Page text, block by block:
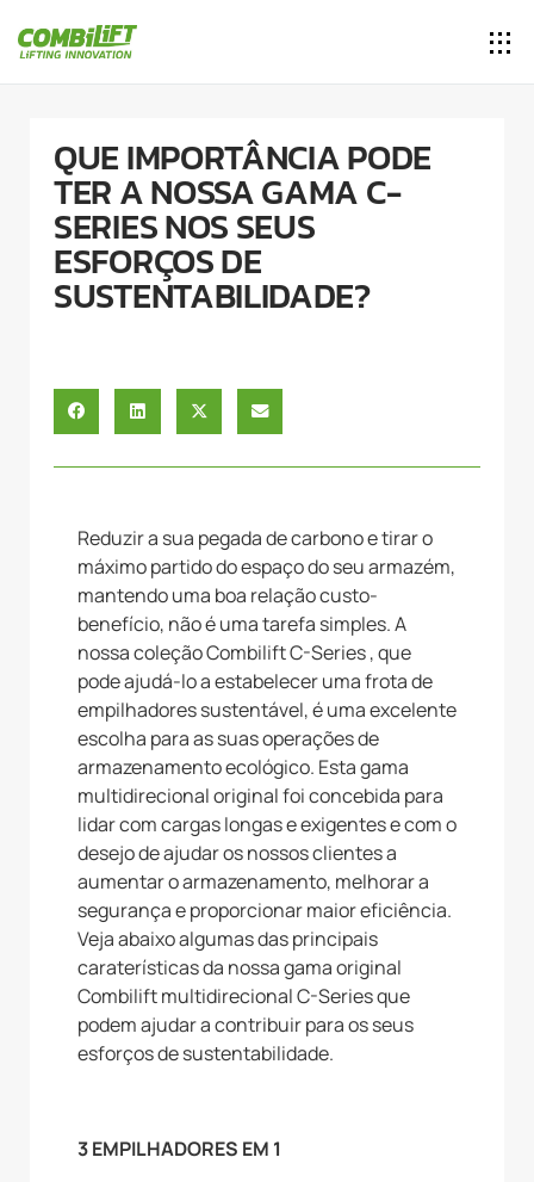
QUE IMPORTÂNCIA PODE
TER A NOSSA GAMA C-
SERIES NOS SEUS
ESFORÇOS DE
SUSTENTABILIDADE?
Reduzir a sua pegada de carbono e tirar o
máximo partido do espaço do seu armazém,
mantendo uma boa relação custo-
benefício, não é uma tarefa simples. A
nossa coleção Combilift C-Series , que
pode ajudá-lo a estabelecer uma frota de
empilhadores sustentável, é uma excelente
escolha para as suas operações de
armazenamento ecológico. Esta gama
multidirecional original foi concebida para
lidar com cargas longas e exigentes e com o
desejo de ajudar os nossos clientes a
aumentar o armazenamento, melhorar a
segurança e proporcionar maior eficiência.
Veja abaixo algumas das principais
caraterísticas da nossa gama original
Combilift multidirecional C-Series que
podem ajudar a contribuir para os seus
esforços de sustentabilidade.
3 EMPILHADORES EM 1